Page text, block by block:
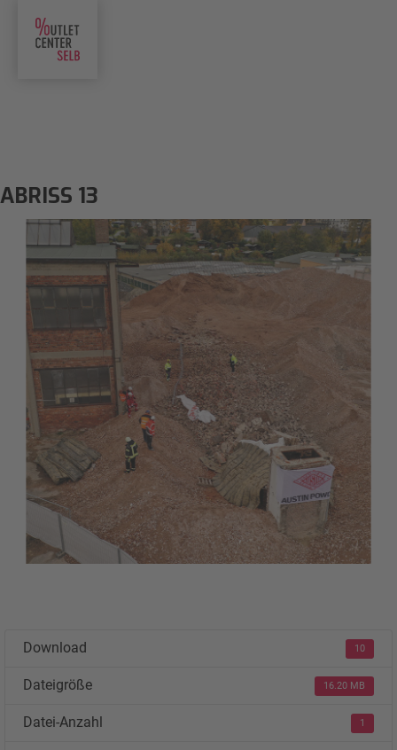
ABRISS 13
Download 10
Dateigröße 16.20 MB
Datei-Anzahl 1